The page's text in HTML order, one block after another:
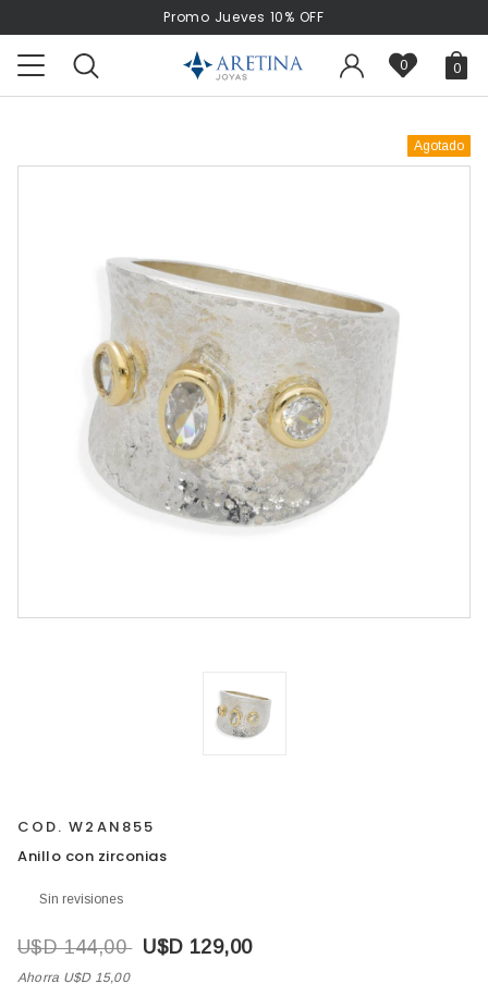
Promo Jueves 10% OFF
0 0
Agotado
COD. W2AN855
Anillo con zirconias
Sin revisiones
U$D 144,00 U$D 129,00
Ahorra U$D 15,00